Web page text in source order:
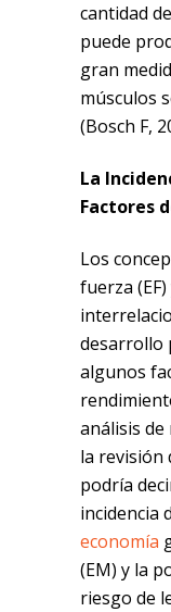
cantidad
puede
gran
músculos
(Bosch F,
La
Factores
Los
fuerza
desarrollo
algunos
análisis
la revisión
podría
incidencia
economía
(EM) y la
riesgo de